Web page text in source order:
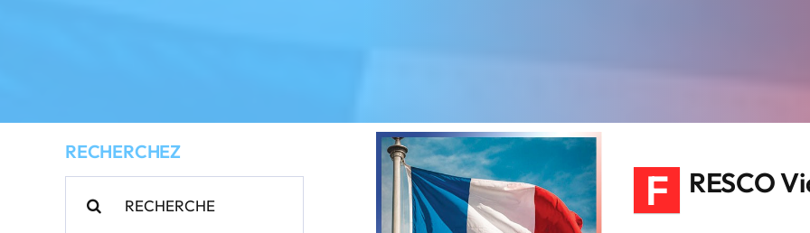
RECHERCHEZ
F RESCO